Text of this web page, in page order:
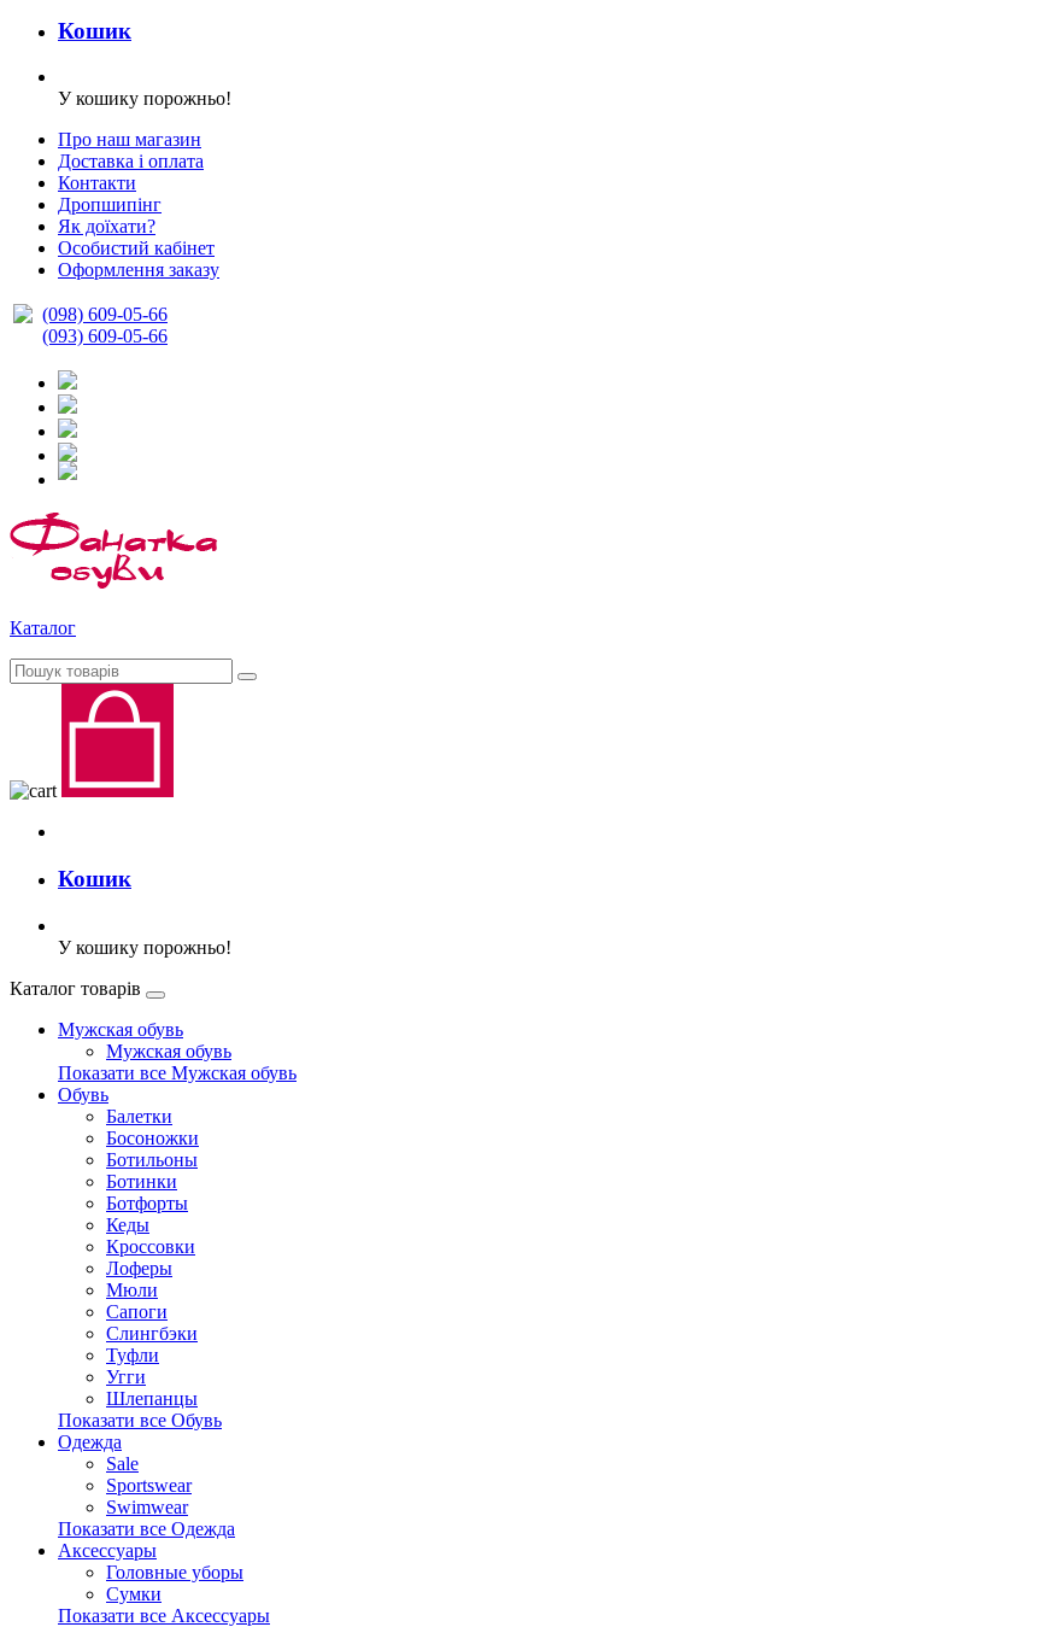
Кошик
У кошику порожньо!
Про наш магазин
Доставка і оплата
Контакти
Дропшипінг
Як доїхати?
Особистий кабінет
Оформлення заказу
(098) 609-05-66
(093) 609-05-66
Каталог
Кошик
У кошику порожньо!
Каталог товарів
Мужская обувь
Мужская обувь
Показати все Мужская обувь
Обувь
Балетки
Босоножки
Ботильоны
Ботинки
Ботфорты
Кеды
Кроссовки
Лоферы
Мюли
Сапоги
Слингбэки
Туфли
Угги
Шлепанцы
Показати все Обувь
Одежда
Sale
Sportswear
Swimwear
Показати все Одежда
Аксессуары
Головные уборы
Сумки
Показати все Аксессуары